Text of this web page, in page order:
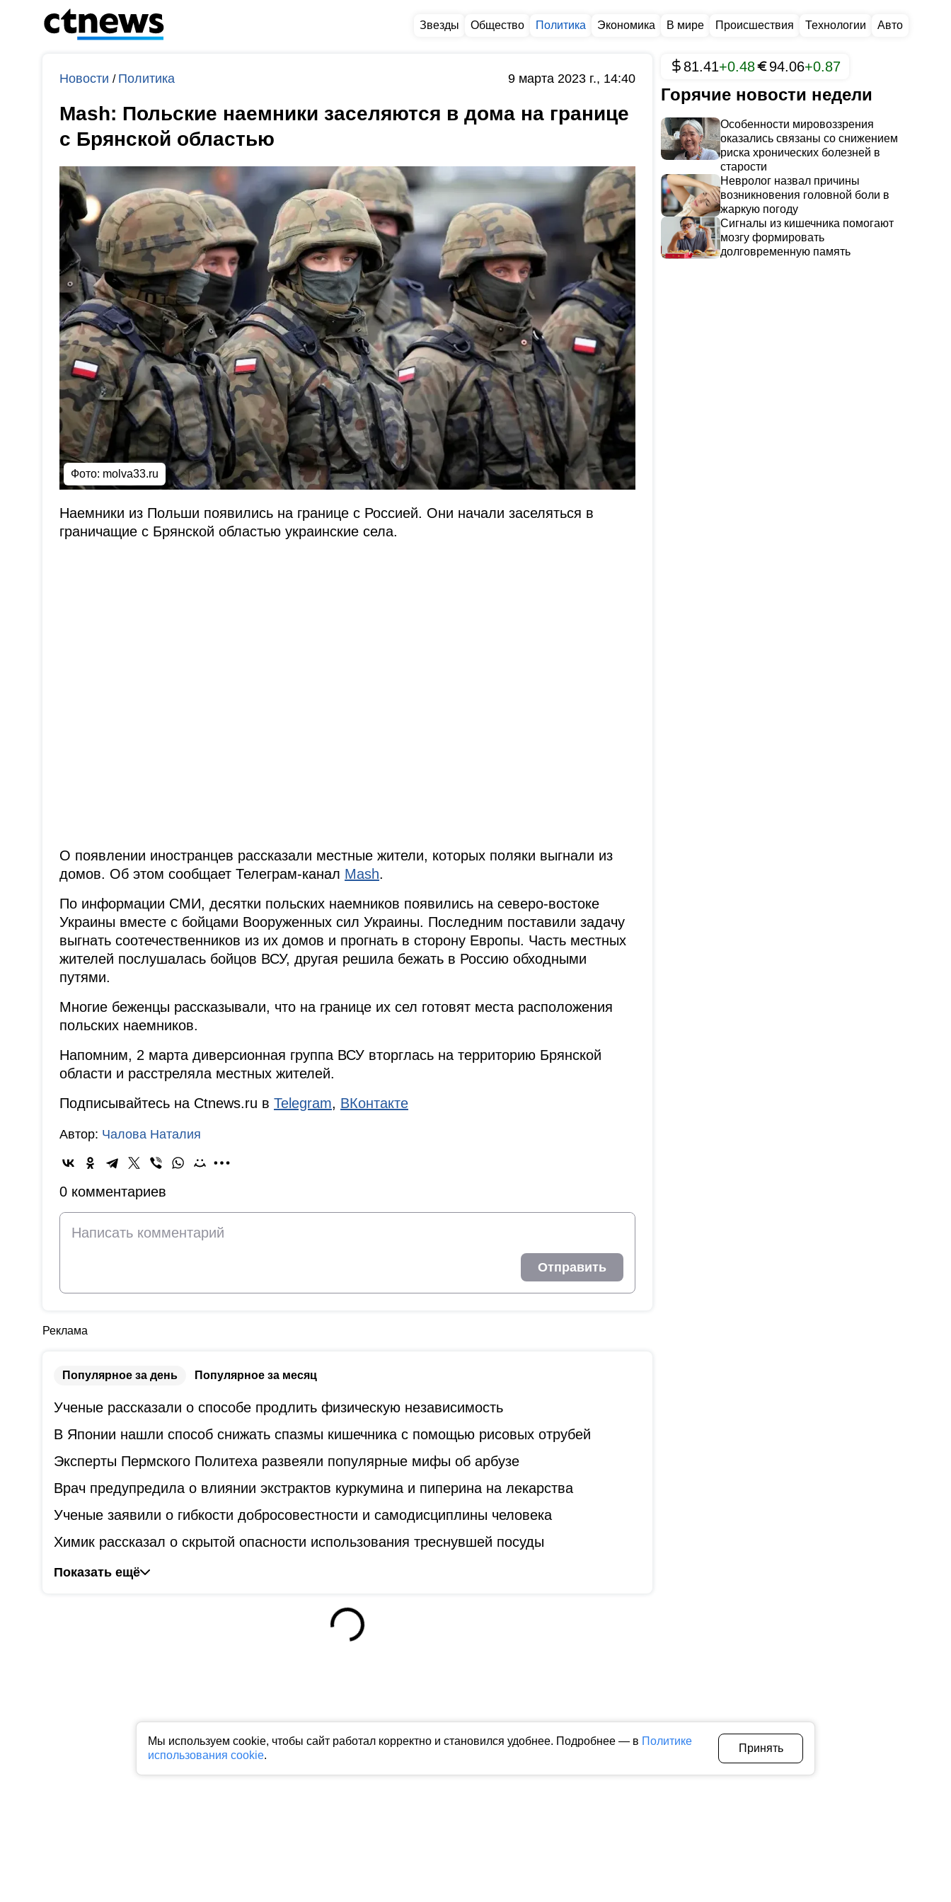
Мы используем cookie, чтобы сайт работал корректно и становился удобнее. Подробнее — в Политике
использования cookie.
Принять
Звезды Общество Политика Экономика В мире Происшествия Технологии Авто
Новости / Политика 9 марта 2023 г., 14:40
Mash: Польские наемники заселяются в дома на границе
с Брянской областью
Фото: molva33.ru
Наемники из Польши появились на границе с Россией. Они начали заселяться в
граничащие с Брянской областью украинские села.
О появлении иностранцев рассказали местные жители, которых поляки выгнали из
домов. Об этом сообщает Телеграм-канал Mash.
По информации СМИ, десятки польских наемников появились на северо-востоке
Украины вместе с бойцами Вооруженных сил Украины. Последним поставили задачу
выгнать соотечественников из их домов и прогнать в сторону Европы. Часть местных
жителей послушалась бойцов ВСУ, другая решила бежать в Россию обходными
путями.
Многие беженцы рассказывали, что на границе их сел готовят места расположения
польских наемников.
Напомним, 2 марта диверсионная группа ВСУ вторглась на территорию Брянской
области и расстреляла местных жителей.
Подписывайтесь на Ctnews.ru в Telegram, ВКонтакте
Автор: Чалова Наталия
0 комментариев
Отправить
Реклама
Популярное за день Популярное за месяц
Ученые рассказали о способе продлить физическую независимость
В Японии нашли способ снижать спазмы кишечника с помощью рисовых отрубей
Эксперты Пермского Политеха развеяли популярные мифы об арбузе
Врач предупредила о влиянии экстрактов куркумина и пиперина на лекарства
Ученые заявили о гибкости добросовестности и самодисциплины человека
Химик рассказал о скрытой опасности использования треснувшей посуды
Показать ещё
81.41+0.48 94.06+0.87
Горячие новости недели
Особенности мировоззрения
оказались связаны со снижением
риска хронических болезней в
старости
Невролог назвал причины
возникновения головной боли в
жаркую погоду
Сигналы из кишечника помогают
мозгу формировать
долговременную память